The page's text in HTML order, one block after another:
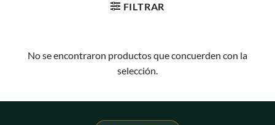
FILTRAR
No se encontraron productos que concuerden con la
selección.